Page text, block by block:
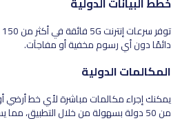
دائمًا دون أي رسوم مخفية أو مفاجآت.
المكالمات الدولية
من 50 دولة بسهولة من خلال التطبيق، مما يسهل التواصل أثناء السفر.